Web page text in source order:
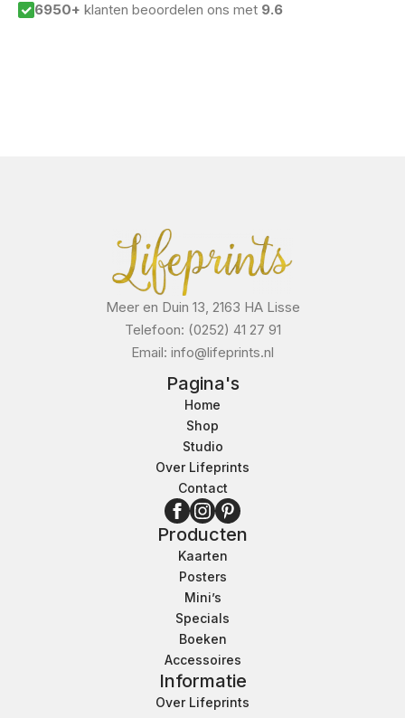
6950+ klanten beoordelen ons met 9.6
Meer en Duin 13, 2163 HA Lisse
Telefoon: (0252) 41 27 91
Email: info@lifeprints.nl
Pagina's
Home
Shop
Studio
Over Lifeprints
Contact
Producten
Kaarten
Posters
Mini’s
Specials
Boeken
Accessoires
Informatie
Over Lifeprints